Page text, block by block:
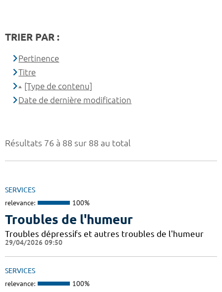
Résultats 76 à 88 sur 88 au total
SERVICES
relevance: 100%
Troubles de l'humeur
Troubles dépressifs et autres troubles de l'humeur
29/04/2026 09:50
SERVICES
relevance: 100%
TRIER PAR :
Pertinence
Titre
[Type de contenu]
Date de dernière modification